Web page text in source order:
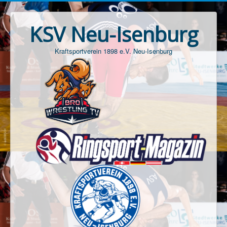
KSV Neu-Isenburg
Kraftsportverein 1898 e.V. Neu-Isenburg